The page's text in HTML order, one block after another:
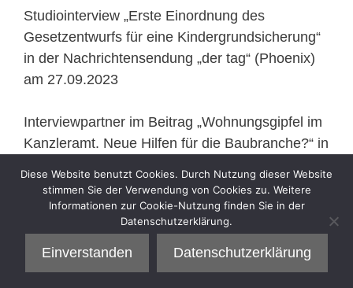
Studiointerview „Erste Einordnung des
Gesetzentwurfs für eine Kindergrundsicherung“
in der Nachrichtensendung „der tag“ (Phoenix)
am 27.09.2023
Interviewpartner im Beitrag „Wohnungsgipfel im
Kanzleramt. Neue Hilfen für die Baubranche?“ in
(ZDF) am 25.09.2023
Interview zum Thema „Kliniksterben in
Rheinland-Pfalz: Krankenhäuser im kalten
Strukturwandel“ (SWR 2) am 10.08.2023
Diese Website benutzt Cookies. Durch Nutzung dieser Website
stimmen Sie der Verwendung von Cookies zu. Weitere
Informationen zur Cookie-Nutzung finden Sie in der
Datenschutzerklärung.
Einverstanden Datenschutzerklärung